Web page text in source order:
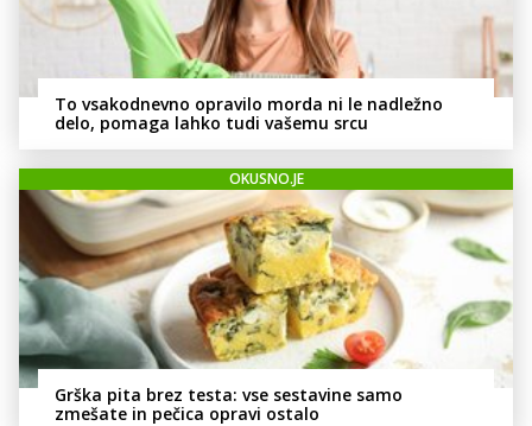
To vsakodnevno opravilo morda ni le nadležno
delo, pomaga lahko tudi vašemu srcu
OKUSNO.JE
Grška pita brez testa: vse sestavine samo
zmešate in pečica opravi ostalo